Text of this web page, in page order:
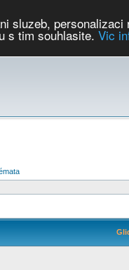
sluzeb,
s tim souhlasite. Vic